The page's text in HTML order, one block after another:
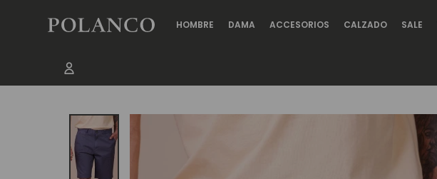
HOMBRE DAMA ACCESORIOS CALZADO SALE